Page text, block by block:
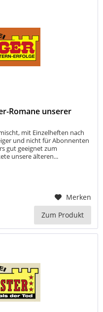
Romane unserer
mit Einzelheften nach
und nicht für Abonnenten
gut geeignet zum
unsere älteren...
Merken
Zum Produkt